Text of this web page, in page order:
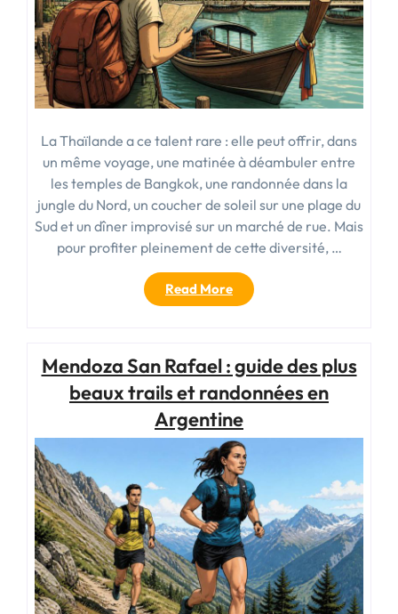
La Thaïlande a ce talent rare : elle peut offrir, dans
un même voyage, une matinée à déambuler entre
les temples de Bangkok, une randonnée dans la
jungle du Nord, un coucher de soleil sur une plage du
Sud et un dîner improvisé sur un marché de rue. Mais
pour profiter pleinement de cette diversité, …
Read More« Conseil
au
:
préparer
son
séjour
sereinement »
Mendoza San Rafael : guide des plus
beaux trails et randonnées en
Argentine